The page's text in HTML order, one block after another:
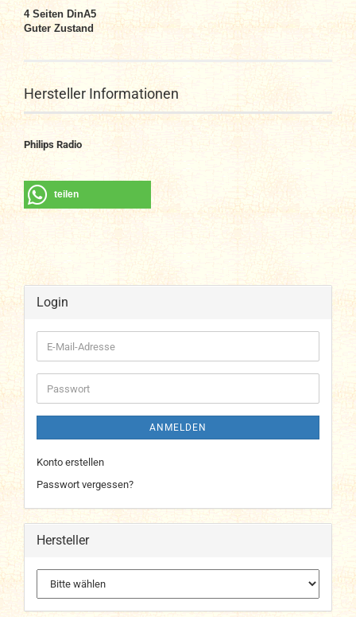
4 Seiten DinA5
Guter Zustand
Hersteller Informationen
Philips Radio
teilen
Login
E-
Mail-
Adresse
Passwort
ANMELDEN
Konto erstellen
Passwort vergessen?
Hersteller